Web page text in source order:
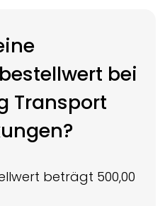
bei
Transport
beträgt 500,00